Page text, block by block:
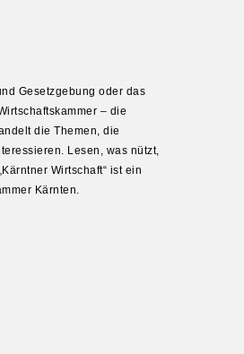
Gesetz­gebung oder das
– die
die Themen, die
Lesen, was nützt,
Wirtschaft“ ist ein
Kärnten.